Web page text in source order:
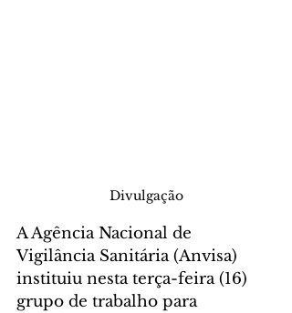
Divulgação
A Agência Nacional de
Vigilância Sanitária (Anvisa)
instituiu nesta terça-feira (16)
grupo de trabalho para